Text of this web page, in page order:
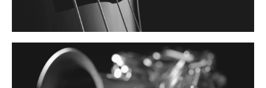
Accesorios
Otros Instrumentos de Cuerdas